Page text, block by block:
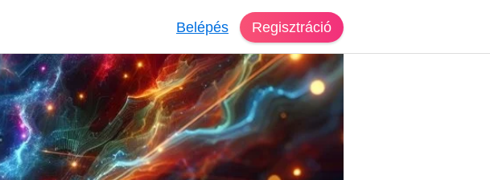
Belépés Regisztráció
Társkereső Nyíregyháza
Éva, 66 éves, nő